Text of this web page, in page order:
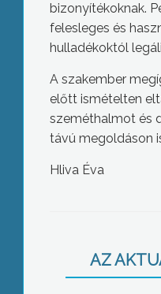
bizonyítékoknak.
felesleges és
hulladékoktól
A szakember
előtt ismételten
szeméthalmot és
távú megoldáson
Hliva Éva
AZ